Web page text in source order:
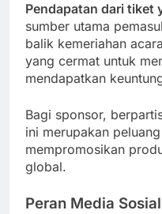
Pendapatan dari tiket
sumber utama
balik kemeriahan
yang cermat untuk
mendapatkan
Bagi sponsor,
ini merupakan
mempromosikan
global.
Peran Media